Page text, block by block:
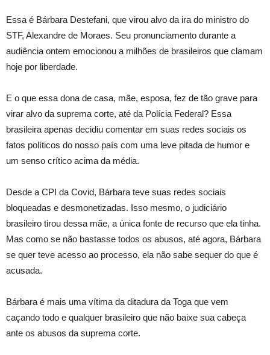
Essa é Bárbara Destefani, que virou alvo da ira do ministro do
STF, Alexandre de Moraes. Seu pronunciamento durante a
audiência ontem emocionou a milhões de brasileiros que clamam
hoje por liberdade.
E o que essa dona de casa, mãe, esposa, fez de tão grave para
virar alvo da suprema corte, até da Polícia Federal? Essa
brasileira apenas decidiu comentar em suas redes sociais os
fatos políticos do nosso país com uma leve pitada de humor e
um senso crítico acima da média.
Desde a CPI da Covid, Bárbara teve suas redes sociais
bloqueadas e desmonetizadas. Isso mesmo, o judiciário
brasileiro tirou dessa mãe, a única fonte de recurso que ela tinha.
Mas como se não bastasse todos os abusos, até agora, Bárbara
se quer teve acesso ao processo, ela não sabe sequer do que é
acusada.
Bárbara é mais uma vítima da ditadura da Toga que vem
caçando todo e qualquer brasileiro que não baixe sua cabeça
ante os abusos da suprema corte.